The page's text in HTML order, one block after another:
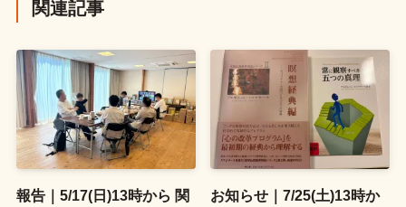
関連記事
報告｜5/17(日)13時から 関
お知らせ｜7/25(土)13時か